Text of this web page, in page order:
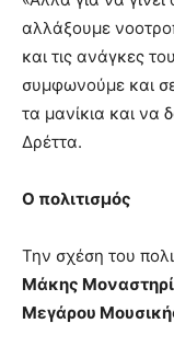
αλλάξουμε
και τις ανάγκες
συμφωνούμε και
τα μανίκια και να
Δρέττα.
Ο πολιτισμός
Την σχέση του
Μάκης
Μεγάρου